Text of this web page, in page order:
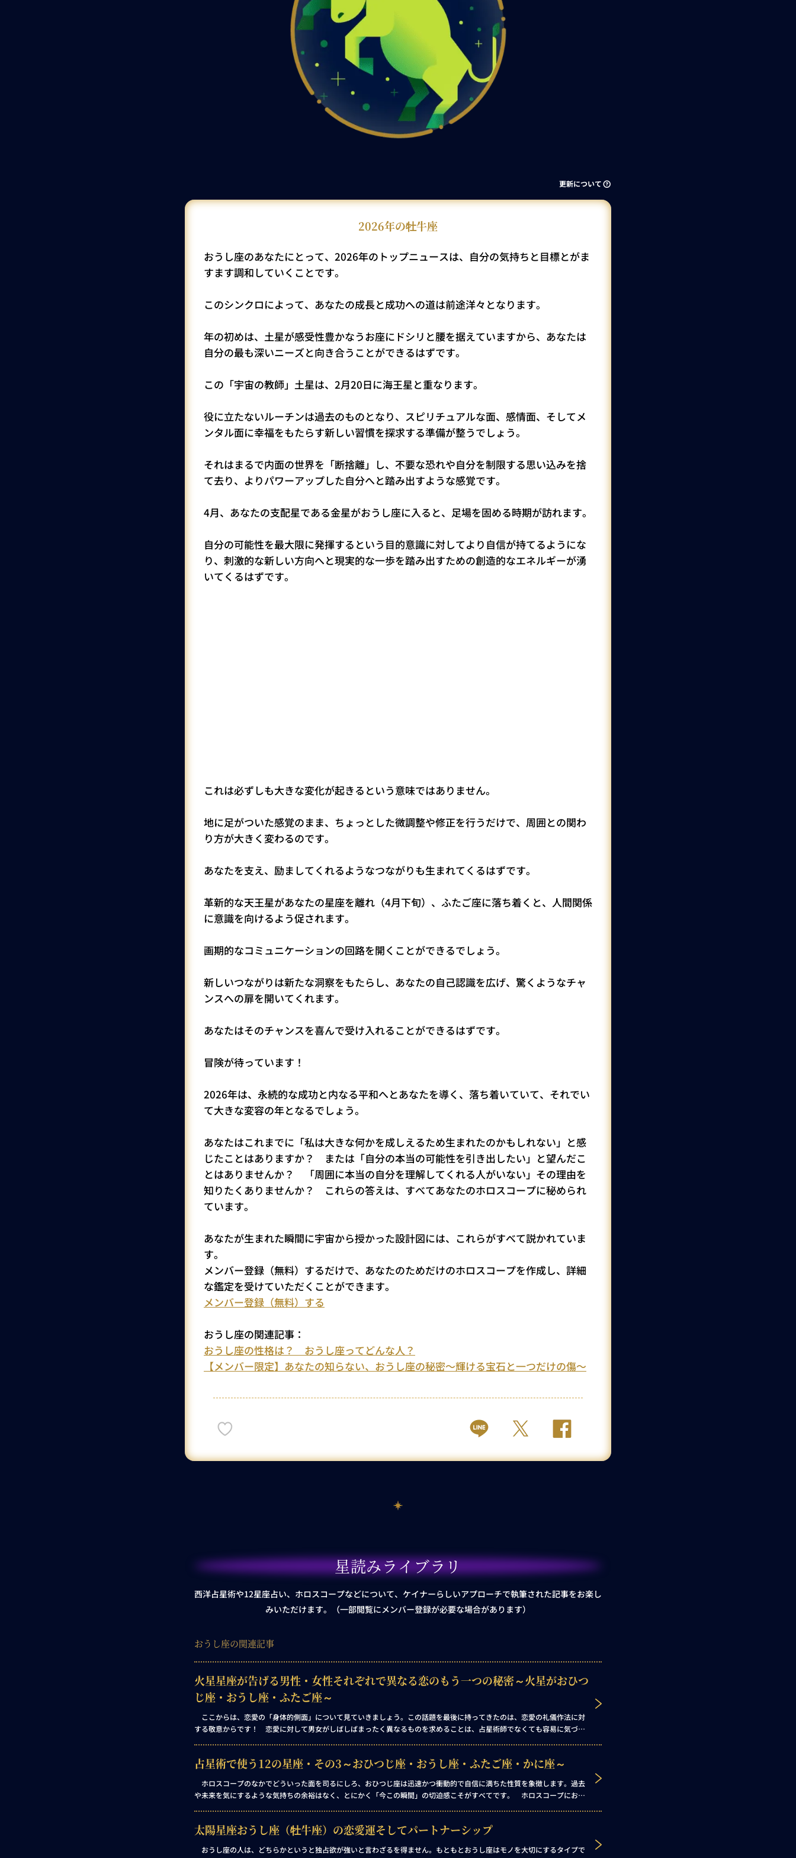
更新について
2026年の牡牛座
おうし座のあなたにとって、2026年のトップニュースは、自分の気持ちと目標とがま
すます調和していくことです。
このシンクロによって、あなたの成長と成功への道は前途洋々となります。
年の初めは、土星が感受性豊かなうお座にドシリと腰を据えていますから、あなたは
自分の最も深いニーズと向き合うことができるはずです。
この「宇宙の教師」土星は、2月20日に海王星と重なります。
役に立たないルーチンは過去のものとなり、スピリチュアルな面、感情面、そしてメ
ンタル面に幸福をもたらす新しい習慣を探求する準備が整うでしょう。
それはまるで内面の世界を「断捨離」し、不要な恐れや自分を制限する思い込みを捨
て去り、よりパワーアップした自分へと踏み出すような感覚です。
4月、あなたの支配星である金星がおうし座に入ると、足場を固める時期が訪れます。
自分の可能性を最大限に発揮するという目的意識に対してより自信が持てるようにな
り、刺激的な新しい方向へと現実的な一歩を踏み出すための創造的なエネルギーが湧
いてくるはずです。
これは必ずしも大きな変化が起きるという意味ではありません。
地に足がついた感覚のまま、ちょっとした微調整や修正を行うだけで、周囲との関わ
り方が大きく変わるのです。
あなたを支え、励ましてくれるようなつながりも生まれてくるはずです。
革新的な天王星があなたの星座を離れ（4月下旬）、ふたご座に落ち着くと、人間関係
に意識を向けるよう促されます。
画期的なコミュニケーションの回路を開くことができるでしょう。
新しいつながりは新たな洞察をもたらし、あなたの自己認識を広げ、驚くようなチャ
ンスへの扉を開いてくれます。
あなたはそのチャンスを喜んで受け入れることができるはずです。
冒険が待っています！
2026年は、永続的な成功と内なる平和へとあなたを導く、落ち着いていて、それでい
て大きな変容の年となるでしょう。
あなたはこれまでに「私は大きな何かを成しえるため生まれたのかもしれない」と感
じたことはありますか？ または「自分の本当の可能性を引き出したい」と望んだこ
とはありませんか？ 「周囲に本当の自分を理解してくれる人がいない」その理由を
知りたくありませんか？ これらの答えは、すべてあなたのホロスコープに秘められ
ています。
あなたが生まれた瞬間に宇宙から授かった設計図には、これらがすべて説かれていま
す。
メンバー登録（無料）するだけで、あなたのためだけのホロスコープを作成し、詳細
な鑑定を受けていただくことができます。
メンバー登録（無料）する
おうし座の関連記事：
おうし座の性格は？ おうし座ってどんな人？
【メンバー限定】あなたの知らない、おうし座の秘密～輝ける宝石と一つだけの傷～
星読みライブラリ
西洋占星術や12星座占い、ホロスコープなどについて、ケイナーらしいアプローチで執筆された記事をお楽し
みいただけます。（一部閲覧にメンバー登録が必要な場合があります）
おうし座の関連記事
火星星座が告げる男性・女性それぞれで異なる恋のもう一つの秘密～火星がおひつ
じ座・おうし座・ふたご座～
ここからは、恋愛の「身体的側面」について見ていきましょう。この話題を最後に持ってきたのは、恋愛の礼儀作法に対
する敬意からです！ 恋愛に対して男女がしばしばまったく異なるものを求めることは、占星術師でなくても容易に気づけ
的エネルギーの究極的な象徴です。
占星術で使う12の星座・その3～おひつじ座・おうし座・ふたご座・かに座～
ホロスコープのなかでどういった面を司るにしろ、おひつじ座は迅速かつ衝動的で自信に満ちた性質を象徴します。過去
や未来を気にするような気持ちの余裕はなく、とにかく「今この瞬間」の切迫感こそがすべてです。 ホロスコープにおい
太陽星座おうし座（牡牛座）の恋愛運そしてパートナーシップ
おうし座の人は、どちらかというと独占欲が強いと言わざるを得ません。もともとおうし座はモノを大切にするタイプで